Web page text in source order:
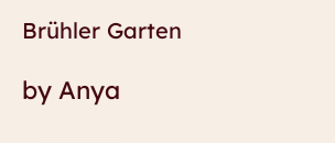
Brühler Garten
by Anya